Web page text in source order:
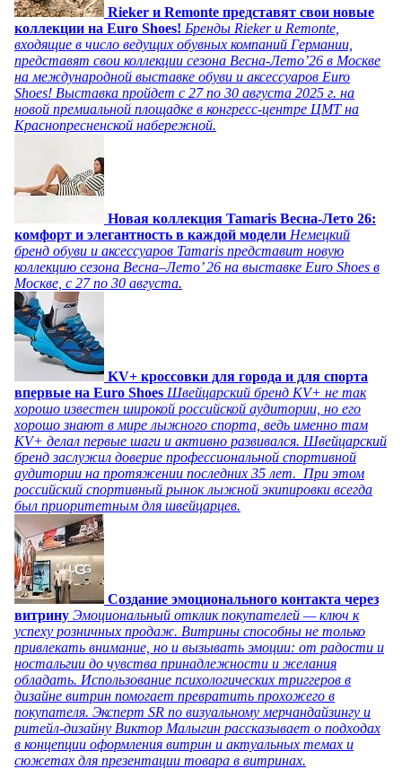
Rieker и Remonte представят свои новые
коллекции на Euro Shoes! Бренды Rieker и Remonte,
входящие в число ведущих обувных компаний Германии,
представят свои коллекции сезона Весна-Лето’26 в Москве
на международной выставке обуви и аксессуаров Euro
Shoes! Выставка пройдет c 27 по 30 августа 2025 г. на
новой премиальной площадке в конгресс-центре ЦМТ на
Краснопресненской набережной.
Новая коллекция Tamaris Весна-Лето 26:
комфорт и элегантность в каждой модели Немецкий
бренд обуви и аксессуаров Tamaris представит новую
коллекцию сезона Весна–Лето’ 26 на выставке Euro Shoes в
Москве, с 27 по 30 августа.
KV+ кроссовки для города и для спорта
впервые на Euro Shoes Швейцарский бренд KV+ не так
хорошо известен широкой российской аудитории, но его
хорошо знают в мире лыжного спорта, ведь именно там
KV+ делал первые шаги и активно развивался. Швейцарский
бренд заслужил доверие профессиональной спортивной
аудитории на протяжении последних 35 лет. При этом
российский спортивный рынок лыжной экипировки всегда
был приоритетным для швейцарцев.
Создание эмоционального контакта через
витрину Эмоциональный отклик покупателей — ключ к
успеху розничных продаж. Витрины способны не только
привлекать внимание, но и вызывать эмоции: от радости и
ностальгии до чувства принадлежности и желания
обладать. Использование психологических триггеров в
дизайне витрин помогает превратить прохожего в
покупателя. Эксперт SR по визуальному мерчандайзингу и
ритейл-дизайну Виктор Малыгин рассказывает о подходах
в концепции оформления витрин и актуальных темах и
сюжетах для презентации товара в витринах.